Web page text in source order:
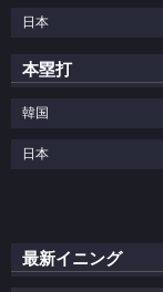
日本
本塁打
韓国
日本
最新イニング